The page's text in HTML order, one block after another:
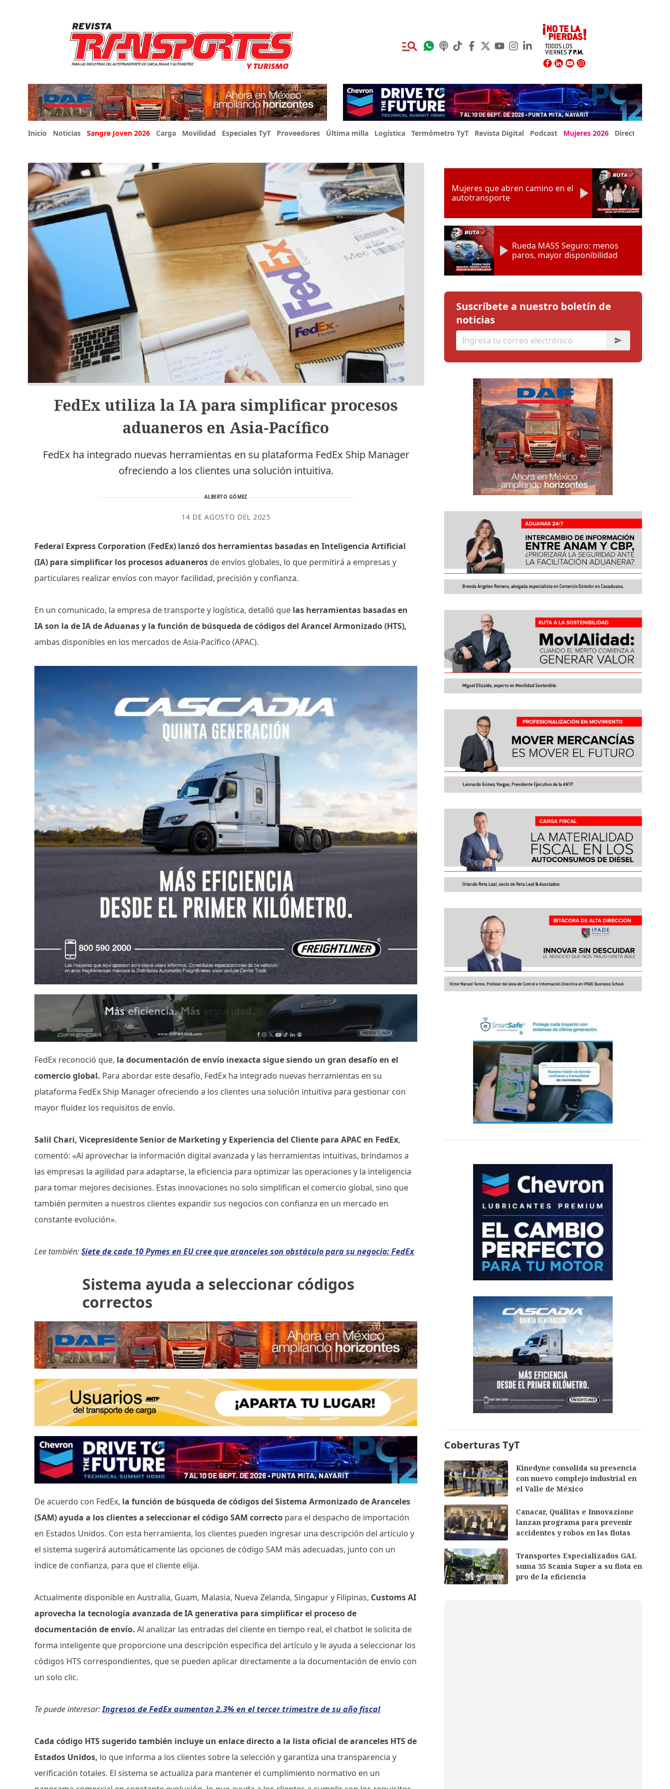
Inicio Noticias Sangre Joven 2026 Carga Movilidad Especiales TyT Proveedores Última milla Logística Termómetro TyT Revista Digital Podcast Mujeres 2026 Directorio Expo
FedEx utiliza la IA para simplificar procesos
aduaneros en Asia-Pacífico
FedEx ha integrado nuevas herramientas en su plataforma FedEx Ship Manager
ofreciendo a los clientes una solución intuitiva.
ALBERTO GÓMEZ
14 DE AGOSTO DEL 2025
Federal Express Corporation (FedEx) lanzó dos herramientas basadas en Inteligencia Artificial
(IA) para simplificar los procesos aduaneros de envíos globales, lo que permitirá a empresas y
particulares realizar envíos con mayor facilidad, precisión y confianza.
En un comunicado, la empresa de transporte y logística, detalló que las herramientas basadas en
IA son la de IA de Aduanas y la función de búsqueda de códigos del Arancel Armonizado (HTS),
ambas disponibles en los mercados de Asia-Pacífico (APAC).
FedEx reconoció que, la documentación de envío inexacta sigue siendo un gran desafío en el
comercio global. Para abordar este desafío, FedEx ha integrado nuevas herramientas en su
plataforma FedEx Ship Manager ofreciendo a los clientes una solución intuitiva para gestionar con
mayor fluidez los requisitos de envío.
Salil Chari, Vicepresidente Senior de Marketing y Experiencia del Cliente para APAC en FedEx,
comentó: «Al aprovechar la información digital avanzada y las herramientas intuitivas, brindamos a
las empresas la agilidad para adaptarse, la eficiencia para optimizar las operaciones y la inteligencia
para tomar mejores decisiones. Estas innovaciones no solo simplifican el comercio global, sino que
también permiten a nuestros clientes expandir sus negocios con confianza en un mercado en
constante evolución».
Lee también:Siete de cada 10 Pymes en EU cree que aranceles son obstáculo para su negocio: FedEx
Sistema ayuda a seleccionar códigos
correctos
De acuerdo con FedEx, la función de búsqueda de códigos del Sistema Armonizado de Aranceles
(SAM) ayuda a los clientes a seleccionar el código SAM correcto para el despacho de importación
en Estados Unidos. Con esta herramienta, los clientes pueden ingresar una descripción del artículo y
el sistema sugerirá automáticamente las opciones de código SAM más adecuadas, junto con un
índice de confianza, para que el cliente elija.
Actualmente disponible en Australia, Guam, Malasia, Nueva Zelanda, Singapur y Filipinas, Customs AI
aprovecha la tecnología avanzada de IA generativa para simplificar el proceso de
documentación de envío. Al analizar las entradas del cliente en tiempo real, el chatbot le solicita de
forma inteligente que proporcione una descripción específica del artículo y le ayuda a seleccionar los
códigos HTS correspondientes, que se pueden aplicar directamente a la documentación de envío con
un solo clic.
Te puede interesar:Ingresos de FedEx aumentan 2.3% en el tercer trimestre de su año fiscal
Cada código HTS sugerido también incluye un enlace directo a la lista oficial de aranceles HTS de
Estados Unidos, lo que informa a los clientes sobre la selección y garantiza una transparencia y
verificación totales. El sistema se actualiza para mantener el cumplimiento normativo en un
Mujeres que abren camino en el
autotransporte
Rueda MASS Seguro: menos
paros, mayor disponibilidad
Suscríbete a nuestro boletín de
noticias
Coberturas TyT
Kinedyne consolida su presencia
con nuevo complejo industrial en
el Valle de México
Canacar, Quálitas e Innovazione
lanzan programa para prevenir
accidentes y robos en las flotas
Transportes Especializados GAL
suma 35 Scania Super a su flota en
pro de la eficiencia